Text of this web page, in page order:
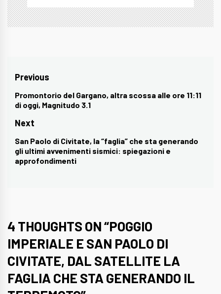
Navigazione
articoli
Previous
Previous
post:
Promontorio del Gargano, altra scossa alle ore 11:11
di oggi, Magnitudo 3.1
Next
Next
post:
San Paolo di Civitate, la “faglia” che sta generando
gli ultimi avvenimenti sismici: spiegazioni e
approfondimenti
4 THOUGHTS ON “POGGIO
IMPERIALE E SAN PAOLO DI
CIVITATE, DAL SATELLITE LA
FAGLIA CHE STA GENERANDO IL